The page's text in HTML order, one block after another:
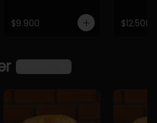
$9.900 $12.500